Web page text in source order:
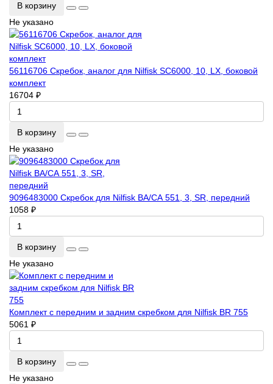
В корзину
Не указано
56116706 Скребок, аналог для Nilfisk SC6000, 10, LX, боковой
комплект
16704 ₽
В корзину
Не указано
9096483000 Скребок для Nilfisk ВА/СА 551, 3, SR, передний
1058 ₽
В корзину
Не указано
Комплект с передним и задним скребком для Nilfisk BR 755
5061 ₽
В корзину
Не указано